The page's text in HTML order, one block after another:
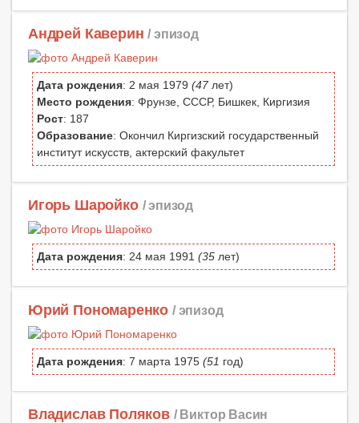
Андрей Каверин / эпизод
Дата рождения: 2 мая 1979 (47лет)
Место рождения: Фрунзе, СССР, Бишкек, Киргизия
Рост: 187
Образование: Окончил Киргизский государственный
институт искусств, актерский факультет
Игорь Шаройко / эпизод
Дата рождения: 24 мая 1991 (35 лет)
Юрий Пономаренко / эпизод
Дата рождения: 7 марта 1975 (51 год)
Владислав Поляков / Виктор Васин